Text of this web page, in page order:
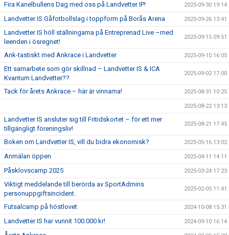
Fira Kanelbullens Dag med oss på Landvetter IP! 2025-09-30 19:14
Landvetter IS Gåfotbollslag i toppform på Borås Arena 2025-09-26 13:41
Landvetter IS höll ställningarna på Entreprenad Live –med
leenden i ösregnet!
2025-09-15 09:51
Ank-tastiskt med Ankrace i Landvetter 2025-09-10 16:05
Ett samarbete som gör skillnad – Landvetter IS & ICA
Kvantum Landvetter??
2025-09-02 17:00
Tack för årets Ankrace – här är vinnarna! 2025-08-31 10:25
2025-08-22 13:13
Landvetter IS ansluter sig till Fritidskortet – för ett mer
tillgängligt föreningsliv!
2025-08-21 17:45
Boken om Landvetter IS, vill du bidra ekonomisk? 2025-05-16 13:02
Anmälan öppen 2025-04-11 14:11
Påsklovscamp 2025 2025-03-24 17:23
Viktigt meddelande till berörda av SportAdmins
personuppgiftsincident.
2025-02-05 11:41
Futsalcamp på höstlovet 2024-10-08 15:31
Landvetter IS har vunnit 100.000 kr! 2024-09-10 16:14